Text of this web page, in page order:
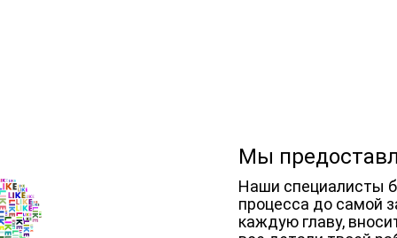
Мы
Наши специалисты
процесса до самой
каждую главу,